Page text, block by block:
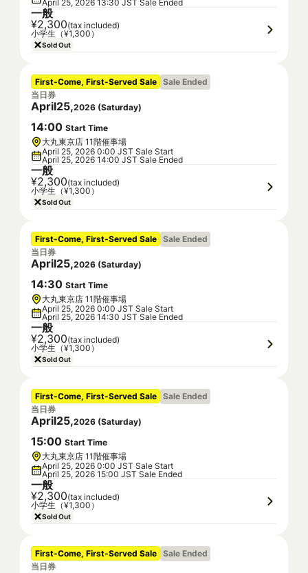
April 25, 2026 13:30 JST Sale Ended
一般
¥2,300(tax included)
小学生（¥1,300）
Sold Out
First-Come, First-Served Sale Sale Ended
当日券
April25,2026 (Saturday)
14:00 Start Time
大丸東京店 11階催事場
April 25, 2026 0:00 JST Sale Start
April 25, 2026 14:00 JST Sale Ended
一般
¥2,300(tax included)
小学生（¥1,300）
Sold Out
First-Come, First-Served Sale Sale Ended
当日券
April25,2026 (Saturday)
14:30 Start Time
大丸東京店 11階催事場
April 25, 2026 0:00 JST Sale Start
April 25, 2026 14:30 JST Sale Ended
一般
¥2,300(tax included)
小学生（¥1,300）
Sold Out
First-Come, First-Served Sale Sale Ended
当日券
April25,2026 (Saturday)
15:00 Start Time
大丸東京店 11階催事場
April 25, 2026 0:00 JST Sale Start
April 25, 2026 15:00 JST Sale Ended
一般
¥2,300(tax included)
小学生（¥1,300）
Sold Out
First-Come, First-Served Sale Sale Ended
当日券